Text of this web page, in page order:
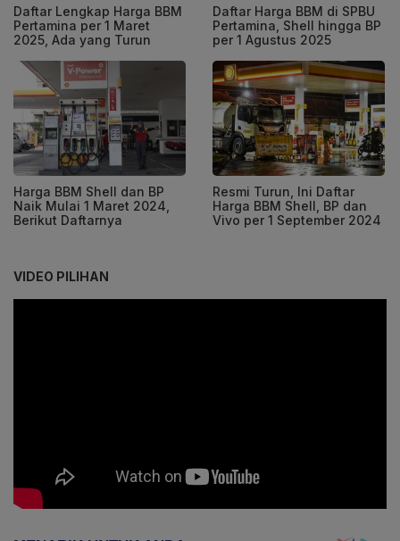
Daftar Lengkap Harga BBM
Pertamina per 1 Maret
2025, Ada yang Turun
Daftar Harga BBM di SPBU
Pertamina, Shell hingga BP
per 1 Agustus 2025
Harga BBM Shell dan BP
Naik Mulai 1 Maret 2024,
Berikut Daftarnya
Resmi Turun, Ini Daftar
Harga BBM Shell, BP dan
Vivo per 1 September 2024
VIDEO PILIHAN